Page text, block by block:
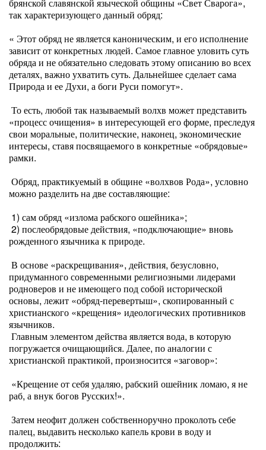
так характеризующего данный обряд:
« Этот обряд не является каноническим, и его исполнение
зависит от конкретных людей. Самое главное уловить суть
обряда и не обязательно следовать этому описанию во всех
деталях, важно ухватить суть. Дальнейшее сделает сама
Природа и ее Духи, а боги Руси помогут».
То есть, любой так называемый волхв может представить
«процесс очищения» в интересующей его форме, преследуя
свои моральные, политические, наконец, экономические
интересы, ставя посвящаемого в конкретные «обрядовые»
рамки.
Обряд, практикуемый в общине «волхвов Рода», условно
можно разделить на две составляющие:
1) сам обряд «излома рабского ошейника»;
2) послеобрядовые действия, «подключающие» вновь
рожденного язычника к природе.
В основе «раскрещивания», действия, безусловно,
придуманного современными религиозными лидерами
родноверов и не имеющего под собой исторической
основы, лежит «обряд-перевертыш», скопированный с
христианского «крещения» идеологических противников
язычников.
Главным элементом действа является вода, в которую
погружается очищающийся. Далее, по аналогии с
христианской практикой, произносится «заговор»:
«Крещение от себя удаляю, рабский ошейник ломаю, я не
раб, а внук богов Русских!».
Затем неофит должен собственноручно проколоть себе
палец, выдавить несколько капель крови в воду и
продолжить: